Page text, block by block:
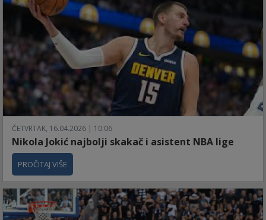
ČETVRTAK, 16.04.2026 | 10:06
Nikola Jokić najbolji skakač i asistent NBA lige
PROČITAJ VIŠE